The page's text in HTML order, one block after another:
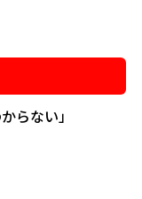
らない」